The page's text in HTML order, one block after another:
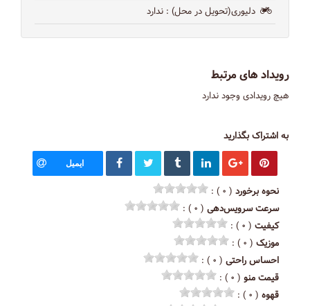
دلیوری(تحویل در محل) : ندارد
رویداد های مرتبط
هیچ رویدادی وجود ندارد
به اشتراک بگذارید
ایمیل
نحوه برخورد ( ۰ ) :
سرعت سرویس‌دهی ( ۰ ) :
کیفیت ( ۰ ) :
موزیک ( ۰ ) :
احساس راحتی ( ۰ ) :
قیمت منو ( ۰ ) :
قهوه ( ۰ ) :